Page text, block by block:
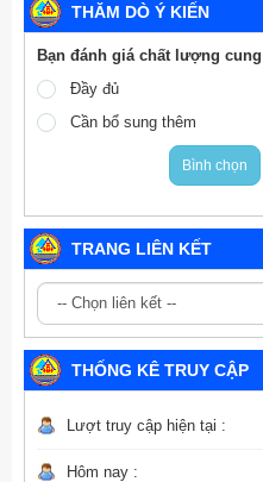
THĂM DÒ Ý KIẾN
Bạn đánh giá chất lượng
Đầy đủ
Cần bổ sung thêm
Bình chọn
TRANG LIÊN KẾT
THỐNG KÊ TRUY CẬP
Lượt truy cập hiện tại :
Hôm nay :